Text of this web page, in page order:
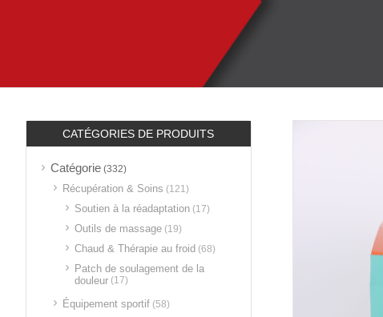
CATÉGORIES DE PRODUITS
Catégorie (332)
Récupération & Soins (121)
Soutien à la réadaptation (17)
Outils de massage (19)
Chaud & Thérapie au froid (68)
Patch de soulagement de la
douleur (17)
Équipement sportif (58)